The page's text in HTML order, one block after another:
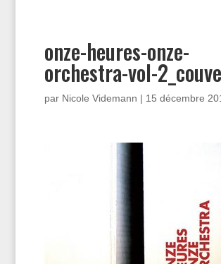
onze-heures-onze-
orchestra-vol-
par Nicole Videmann | 15 décembre